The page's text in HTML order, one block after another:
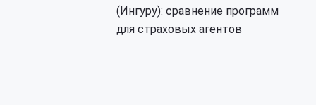
(Ингуру): сравнение программ
для страховых агентов